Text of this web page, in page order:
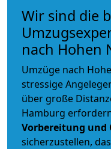
Wir sind die
nach Hohen
Umzüge nach
stressige
über große
Hamburg
Vorbereitung und
sicherzustellen,